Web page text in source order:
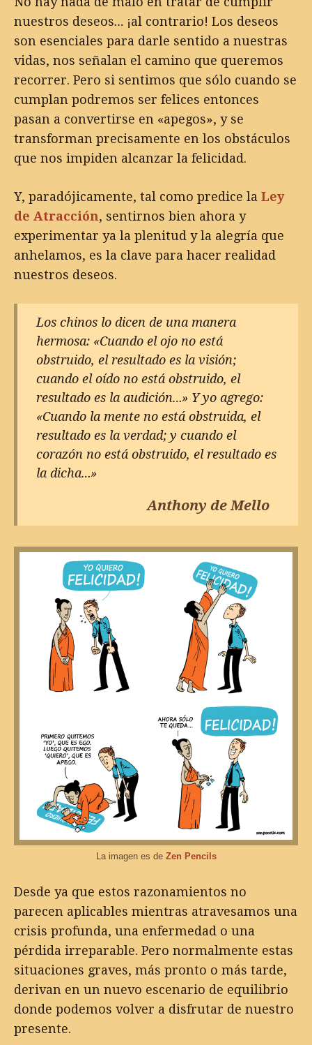
nuestros deseos… ¡al contrario! Los deseos
son esenciales para darle sentido a nuestras
vidas, nos señalan el camino que queremos
recorrer. Pero si sentimos que sólo cuando se
cumplan podremos ser felices entonces
pasan a convertirse en «apegos», y se
transforman precisamente en los obstáculos
que nos impiden alcanzar la felicidad.
Y, paradójicamente, tal como predice la Ley
de Atracción, sentirnos bien ahora y
experimentar ya la plenitud y la alegría que
anhelamos, es la clave para hacer realidad
nuestros deseos.
Los chinos lo dicen de una manera
hermosa: «Cuando el ojo no está
obstruido, el resultado es la visión;
cuando el oído no está obstruido, el
resultado es la audición…» Y yo agrego:
«Cuando la mente no está obstruida, el
resultado es la verdad; y cuando el
corazón no está obstruido, el resultado es
la dicha…»
Anthony de Mello
La imagen es de Zen Pencils
Desde ya que estos razonamientos no
parecen aplicables mientras atravesamos una
crisis profunda, una enfermedad o una
pérdida irreparable. Pero normalmente estas
situaciones graves, más pronto o más tarde,
derivan en un nuevo escenario de equilibrio
donde podemos volver a disfrutar de nuestro
presente.